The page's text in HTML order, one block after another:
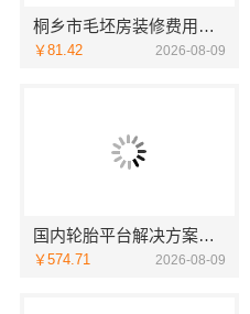
桐乡市毛坯房装修费用，嘉兴锦居装饰材料有限公司透明报价
￥81.42 2026-08-09
国内轮胎平台解决方案，湖北省腾冠畅实业贸易有限公司正品直供
￥574.71 2026-08-09